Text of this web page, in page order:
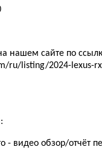
нашем сайте по
ru/listing/2024-lexus-
- видео обзор/отчёт